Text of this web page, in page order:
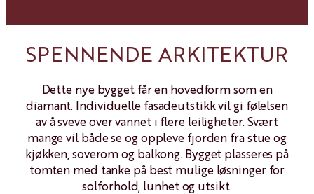
SPENNENDE ARKITEKTUR
Dette nye bygget får en hovedform som en
diamant. Individuelle fasadeutstikk vil gi følelsen
av å sveve over vannet i flere leiligheter. Svært
mange vil både se og oppleve fjorden fra stue og
kjøkken, soverom og balkong. Bygget plasseres på
tomten med tanke på best mulige løsninger for
solforhold, lunhet og utsikt.